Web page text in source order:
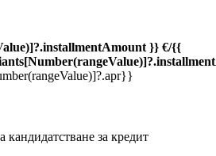
}} €/{{
кандидатстване за кредит